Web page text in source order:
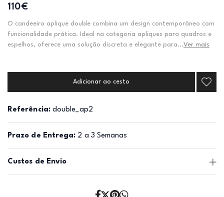
110€
O candeeiro aplique double combina um design contemporâneo com
funcionalidade prática. Ideal na categoria apliques para quadros e
espelhos, oferece uma solução discreta e elegante para...Ver mais
Adicionar ao cesto
Referência: double_ap2
Prazo de Entrega: 2 a 3 Semanas
Custos de Envio